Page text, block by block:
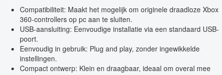
Compatibiliteit: Maakt het mogelijk om originele draadloze Xbox
360-controllers op pc aan te sluiten.
USB-aansluiting: Eenvoudige installatie via een standaard USB-
poort.
Eenvoudig in gebruik: Plug and play, zonder ingewikkelde
instellingen.
Compact ontwerp: Klein en draagbaar, ideaal om overal mee